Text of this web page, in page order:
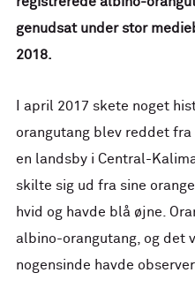
genudsat under stor
2018.
I april 2017 skete noget
orangutang blev reddet
en landsby i Central-
skilte sig ud fra sine
hvid og havde blå øjne.
albino-orangutang, og det
nogensinde havde